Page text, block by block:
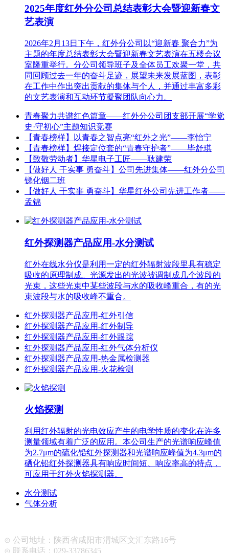
2025年度红外分公司总结表彰大会暨迎新春文
艺表演
2026年2月13日下午，红外分公司以“迎新春 聚合力”为
主题的年度总结表彰大会暨迎新春文艺表演在五楼会议
室隆重举行。分公司领导班子及全体员工欢聚一堂，共
同回顾过去一年的奋斗足迹，展望未来发展蓝图，表彰
在工作中作出突出贡献的集体与个人，并通过丰富多彩
的文艺表演和互动环节凝聚团队向心力。
青春聚力共谱红色篇章——红外分公司团支部开展“学党
史·守初心”主题知识竞赛
【青春榜样】以青春之智点亮“红外之光”——李怡宁
【青春榜样】焊接定位套的“青春守护者”——毕舒琪
【致敬劳动者】华星电子工匠——耿建荣
【做好人 干实事 勇奋斗】公司先进集体——红外分公司
锑化铟二班
【做好人 干实事 勇奋斗】华星红外公司先进工作者——
孟锦
红外探测器产品应用-水分测试
红外在线水分仪是利用一定的红外辐射波段里具有稳定
吸收的原理制成。光源发出的光波被调制成几个波段的
光束，这些光束中某些波段与水的吸收峰重合，有的光
束波段与水的吸收峰不重合。
红外探测器产品应用-红外引信
红外探测器产品应用-红外制导
红外探测器产品应用-红外跟踪
红外探测器产品应用-红外气体分析仪
红外探测器产品应用-热金属检测器
红外探测器产品应用-火花检测
火焰探测
利用红外辐射的光电效应产生的电学性质的变化在许多
测量领域有着广泛的应用。本公司生产的光谱响应峰值
为2.7μm的硫化铅红外探测器和光谱响应峰值为4.3μm的
硒化铅红外探测器具有响应时间短、响应率高的特点，
可应用于红外火焰探测器。
水分测试
气体分析
⊙ 公司地址：陕西省咸阳市渭城区文汇东路16号
⊙ 联系电话：029-33786345